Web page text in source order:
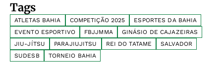
Tags
ATLETAS BAHIA COMPETIÇÃO 2025
ESPORTES DA BAHIA
EVENTO ESPORTIVO
FBJJMMA
GINÁSIO DE CAJAZEIRAS
JIU-JÍTSU
PARAJIUJITSU REI DO TATAME
SALVADOR
SUDESB
TORNEIO BAHIA